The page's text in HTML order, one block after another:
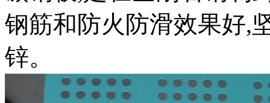
钢筋和防火防滑效果好,
锌。